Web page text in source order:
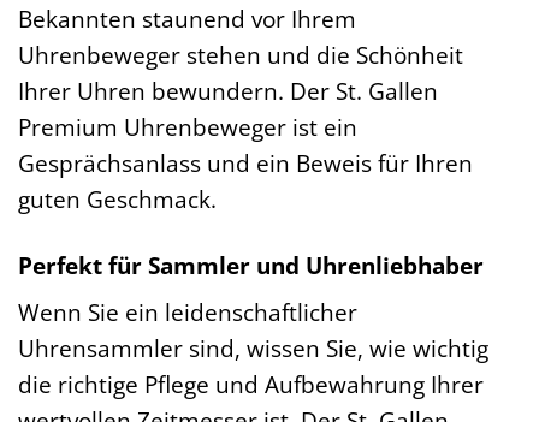
Bekannten staunend vor Ihrem
Uhrenbeweger stehen und die Schönheit
Ihrer Uhren bewundern. Der St. Gallen
Premium Uhrenbeweger ist ein
Gesprächsanlass und ein Beweis für Ihren
guten Geschmack.
Perfekt für Sammler und Uhrenliebhaber
Wenn Sie ein leidenschaftlicher
Uhrensammler sind, wissen Sie, wie wichtig
die richtige Pflege und Aufbewahrung Ihrer